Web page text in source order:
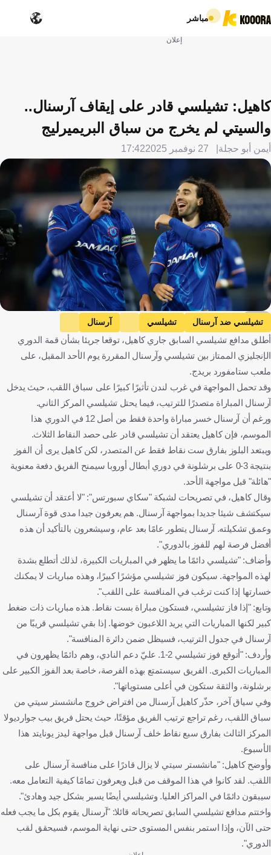
مباشر
إعلان
كاهيل: تشيلسي قادر على إيقاف آرسنال..
والسيتي لم يخرج من سباق البريميرليج
أيمن أبو حجلة 27 نوفمبر 2025 17:42
EPA
تشيلسي ضد آرسنال تشيلسي
آرسنال
الدوري الإنجليزي الممتاز
جاري كاهيل إنجلترا كرة قدم
أطلق مدافع تشيلسي السابق جاري كاهيل، توقعا جريئا بشأن قمة الدوري
الإنجليزي الممتاز بين تشيلسي وآرسنال المقررة يوم الأحد المقبل، على
ملعب ستامفورد بريدج.
وقد تحمل المواجهة في غرب لندن تأثيرًا كبيرًا على سباق اللقب، حيث يدخل
آرسنال المباراة متصدرًا للترتيب، فيما يحتل تشيلسي المركز الثاني.
ورغم أن آرسنال خسر مباراة واحدة فقط من أصل 12 في الدوري هذا
الموسم، فإن كاهيل يعتقد أن تشيلسي قادر على حصد النقاط الثلاث.
ويبتعد البلوز بفارق ست نقاط فقط عن المتصدر، لكن كاهيل يرى أن الفوز
بنتيجة 3-0 على برشلونة في دوري أبطال أوروبا سيمنح الفريق دفعة معنوية
"هائلة" قبل مواجهة الأحد.
وقال كاهيل، في تصريحات لشبكة "سكاي سبورتس": "لا أعتقد أن تشيلسي
سيكتشف شيئا جديدا بمواجهة آرسنال. هم يعرفون جيدا مدى قوة آرسنال
وعمق تشكيلته. آرسنال يتطور عامًا بعد عام، وسيشعرون بالتأكيد أن هذه
أفضل فرصة لهم للفوز بالدوري".
وأضاف: "تشيلسي دائمًا ما يظهر في المباريات الكبيرة، لذلك أتطلع بشدة
لهذه المواجهة. سيكون فوز تشيلسي مؤشرًا كبيرًا، وهذه مباريات لا يمكنك
خسارتها إذا كنت ترغب في المنافسة على اللقب".
وتابع: "إذا فاز تشيلسي، فستكون مباراة بست نقاط. هذه مباريات ذات ضغط
كبير لكنها المباريات التي يريد اللاعبون خوضها. إذا بقي تشيلسي قريبًا من
آرسنال في جدول الترتيب، فسيظل ضمن دائرة المنافسة".
وأردف: "أتوقع فوز تشيلسي 2-1. عليّ دعم النادي، وهم دائمًا يظهرون في
المباريات الكبرى. الفريق سيستمتع بهذه الفرصة، خاصة بعد الفوز الكبير على
برشلونة، والثقة ستكون في أعلى مستوياتها".
وفي سياق آخر، حذّر كاهيل آرسنال من افتراض خروج مانشستر سيتي من
سباق اللقب، رغم تراجع ترتيب الفريق مؤقتًا، حيث يحتل فريق بيب جوارديولا
المركز الثالث بفارق سبع نقاط خلف آرسنال قبل مواجهة ليدز يونايتد هذا
الأسبوع.
وأوضح كاهيل: "مانشستر سيتي لا يزال قادرًا على منافسة آرسنال على
اللقب. لقد كانوا في هذا الموقف من قبل ويعرفون تمامًا كيفية التعامل معه.
سيبقون دائمًا في المراكز العليا. وتشيلسي أيضًا يسير بشكل جيد وهادئ".
واختتم مدافع تشيلسي السابق تصريحاته قائلا: "آرسنال يقوم بكل ما يجب فعله
حتى الآن، وإذا استمر بنفس المستوى حتى نهاية الموسم، فسيحقق لقب
الدوري".